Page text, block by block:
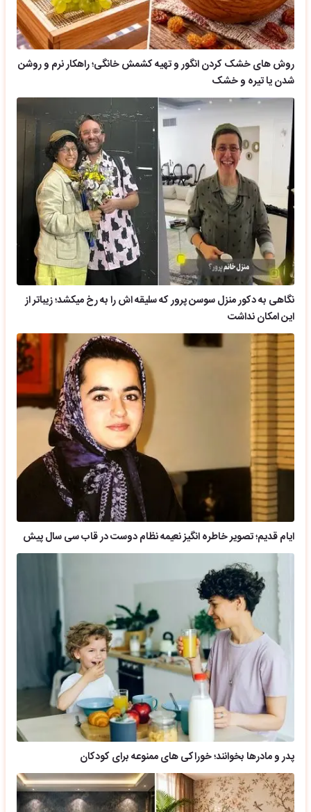
روش های خشک کردن انگور و تهیه کشمش خانگی؛ راهکار نرم و روشن
شدن یا تیره و خشک
نگاهی به دکور منزل سوسن پرور که سلیقه اش را به رخ میکشد؛ زیباتر از
این امکان نداشت
ایام قدیم؛ تصویر خاطره انگیز نعیمه نظام دوست در قاب سی سال پیش
پدر و مادرها بخوانند؛ خوراکی های ممنوعه برای کودکان